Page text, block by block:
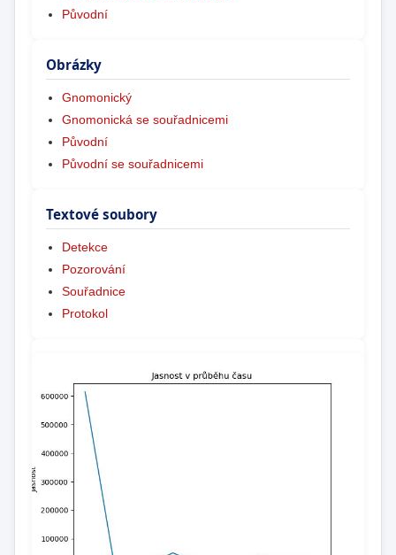
Původní
Obrázky
Gnomonický
Gnomonická se souřadnicemi
Původní
Původní se souřadnicemi
Textové soubory
Detekce
Pozorování
Souřadnice
Protokol